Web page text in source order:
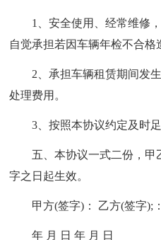
1、安全使用、经常维修
自觉承担若因车辆年检不合格
2、承担车辆租赁期间发
处理费用。
3、按照本协议约定及时
五、本协议一式二份，
字之日起生效。
甲方(签字)： 乙方(签字);：
年 月 日 年 月 日